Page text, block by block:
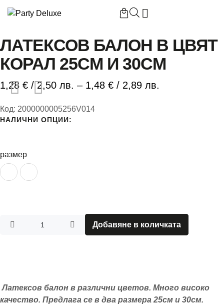
Начало Латексов балон в цвят корал 25см и 30см
ЛАТЕКСОВ БАЛОН В ЦВЯТ
КОРАЛ 25СМ И 30СМ
1,28 € / 2,50 лв. – 1,48 € / 2,89 лв.
Код: 2000000005256V014
НАЛИЧНИ ОПЦИИ:
размер
Добавяне в количката
Латексов балон в различни цветов. Много високо
качество. Предлага се в два размера 25см и 30см.